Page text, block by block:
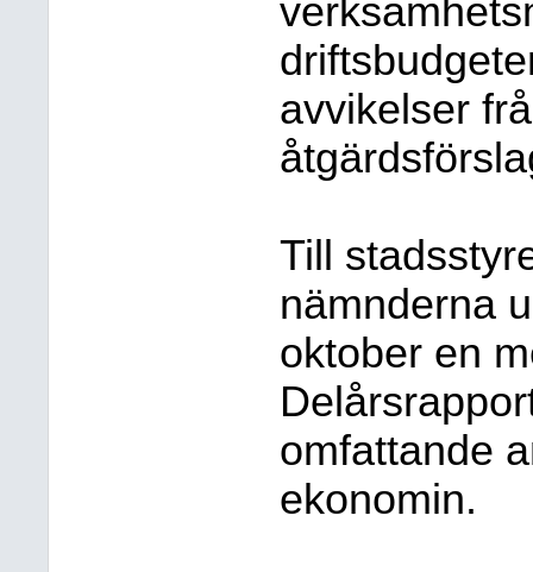
avvikelser
Till
nämnderna
oktober en
omfattande
ekonomin.